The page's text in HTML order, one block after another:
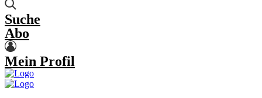
Suche
Abo
Mein Profil